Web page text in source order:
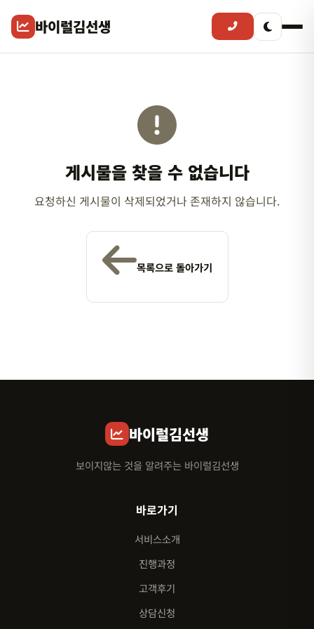
바이럴김선생
게시물을 찾을 수 없습니다
요청하신 게시물이 삭제되었거나 존재하지 않습니다.
목록으로 돌아가기
바이럴김선생
보이지않는 것을 알려주는 바이럴김선생
바로가기
서비스소개
진행과정
고객후기
상담신청